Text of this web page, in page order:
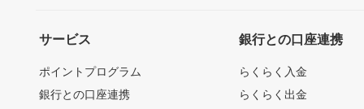
サービス
ポイントプログラム
銀行との口座連携
銀行との口座連携
らくらく入金
らくらく出金